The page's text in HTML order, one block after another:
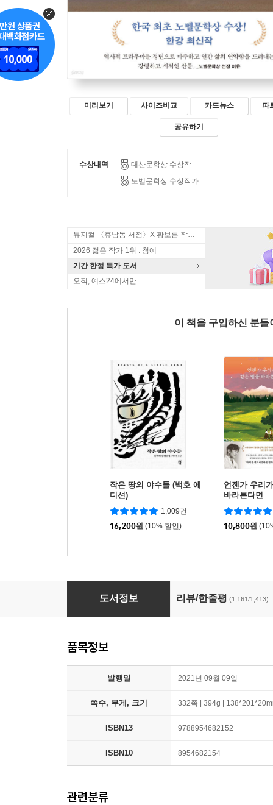
미리보기 사이즈비교 카드뉴스 파
공유하기
수상내역
대산문학상 수상작
노벨문학상 수상작가
뮤지컬 〈휴남동 서점〉X 황보름 작가 북토크
2026 젊은 작가 1위 : 청예
기간 한정 특가 도서
오직, 예스24에서만
이 책을 구입하신 분
작은 땅의 야수들 (백호 에
디션)
1,009건
16,200원 (10% 할인)
언젠가 우리
바라본다면
10,800원
작별하지 않는다
도서정보 리뷰/한줄평 (1,161/1,413)
품목정보
발행일 2021년 09월 09일
쪽수, 무게, 크기 332쪽 | 394g |
ISBN13 9788954682152
ISBN10 8954682154
관련분류